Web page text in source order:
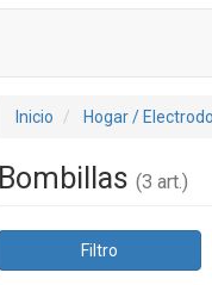
Inicio Hogar /
Bombillas (3 art.)
Filtro